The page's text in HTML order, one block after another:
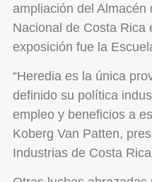
ampliación del
Nacional de Costa
exposición fue la
“Heredia es la única
definido su política
empleo y beneficios a
Koberg Van Patten,
Industrias de Costa